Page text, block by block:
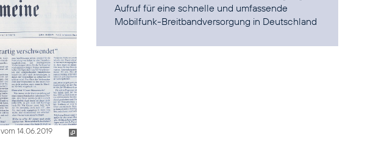
14.06.2019
Aufruf für eine schnelle und umfassende
Mobilfunk-Breitbandversorgung in Deutschland